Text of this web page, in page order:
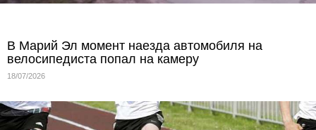
В Марий Эл момент наезда автомобиля на
велосипедиста попал на камеру
18/07/2026